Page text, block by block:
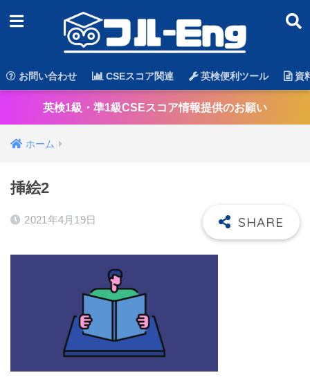
お問い合わせ CSEスコア関連 英検便利ツール 資
英検1級・準1級CSEスコア情報提供のお願い
ホーム
挿絵2
2021年4月19日